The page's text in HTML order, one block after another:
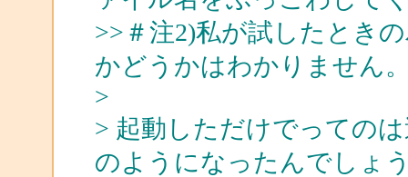
>>＃注2)私が試したとき
かどうかはわかりません
>
> 起動しただけでっての
のようになったんでしょ